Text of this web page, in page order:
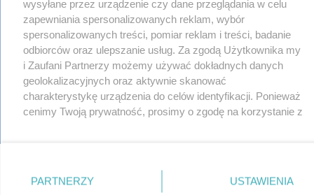
regulamin
reklama
redakcja
pliki cookies
prywatność
reklamacje
gowork.pl
oferty pracy
wysyłane przez urządzenie czy dane przeglądania w celu
zapewniania spersonalizowanych reklam, wybór
spersonalizowanych treści, pomiar reklam i treści, badanie
odbiorców oraz ulepszanie usług. Za zgodą Użytkownika my
i Zaufani Partnerzy możemy używać dokładnych danych
geolokalizacyjnych oraz aktywnie skanować
charakterystykę urządzenia do celów identyfikacji. Ponieważ
cenimy Twoją prywatność, prosimy o zgodę na korzystanie z
. Niektóre rodzaje przetwarzania
danych nie wymagają zgody użytkownika, ale masz prawo
PARTNERZY USTAWIENIA